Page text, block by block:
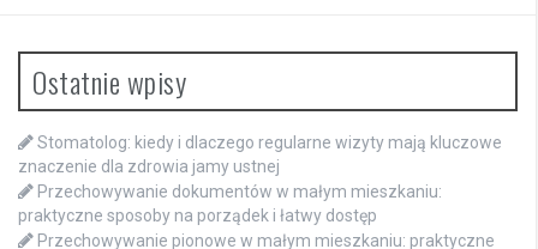
Ostatnie wpisy
Stomatolog: kiedy i dlaczego regularne wizyty mają kluczowe
znaczenie dla zdrowia jamy ustnej
Przechowywanie dokumentów w małym mieszkaniu:
praktyczne sposoby na porządek i łatwy dostęp
Przechowywanie pionowe w małym mieszkaniu: praktyczne